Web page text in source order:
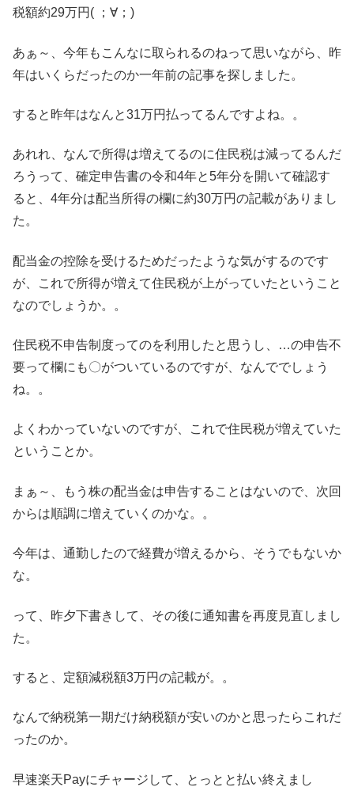
税額約29万円( ；∀；)
あぁ～、今年もこんなに取られるのねって思いながら、昨
年はいくらだったのか一年前の記事を探しました。
すると昨年はなんと31万円払ってるんですよね。。
あれれ、なんで所得は増えてるのに住民税は減ってるんだ
ろうって、確定申告書の令和4年と5年分を開いて確認す
ると、4年分は配当所得の欄に約30万円の記載がありまし
た。
配当金の控除を受けるためだったような気がするのです
が、これで所得が増えて住民税が上がっていたということ
なのでしょうか。。
住民税不申告制度ってのを利用したと思うし、…の申告不
要って欄にも〇がついているのですが、なんででしょう
ね。。
よくわかっていないのですが、これで住民税が増えていた
ということか。
まぁ～、もう株の配当金は申告することはないので、次回
からは順調に増えていくのかな。。
今年は、通勤したので経費が増えるから、そうでもないか
な。
って、昨夕下書きして、その後に通知書を再度見直しまし
た。
すると、定額減税額3万円の記載が。。
なんで納税第一期だけ納税額が安いのかと思ったらこれだ
ったのか。
早速楽天Payにチャージして、とっとと払い終えまし